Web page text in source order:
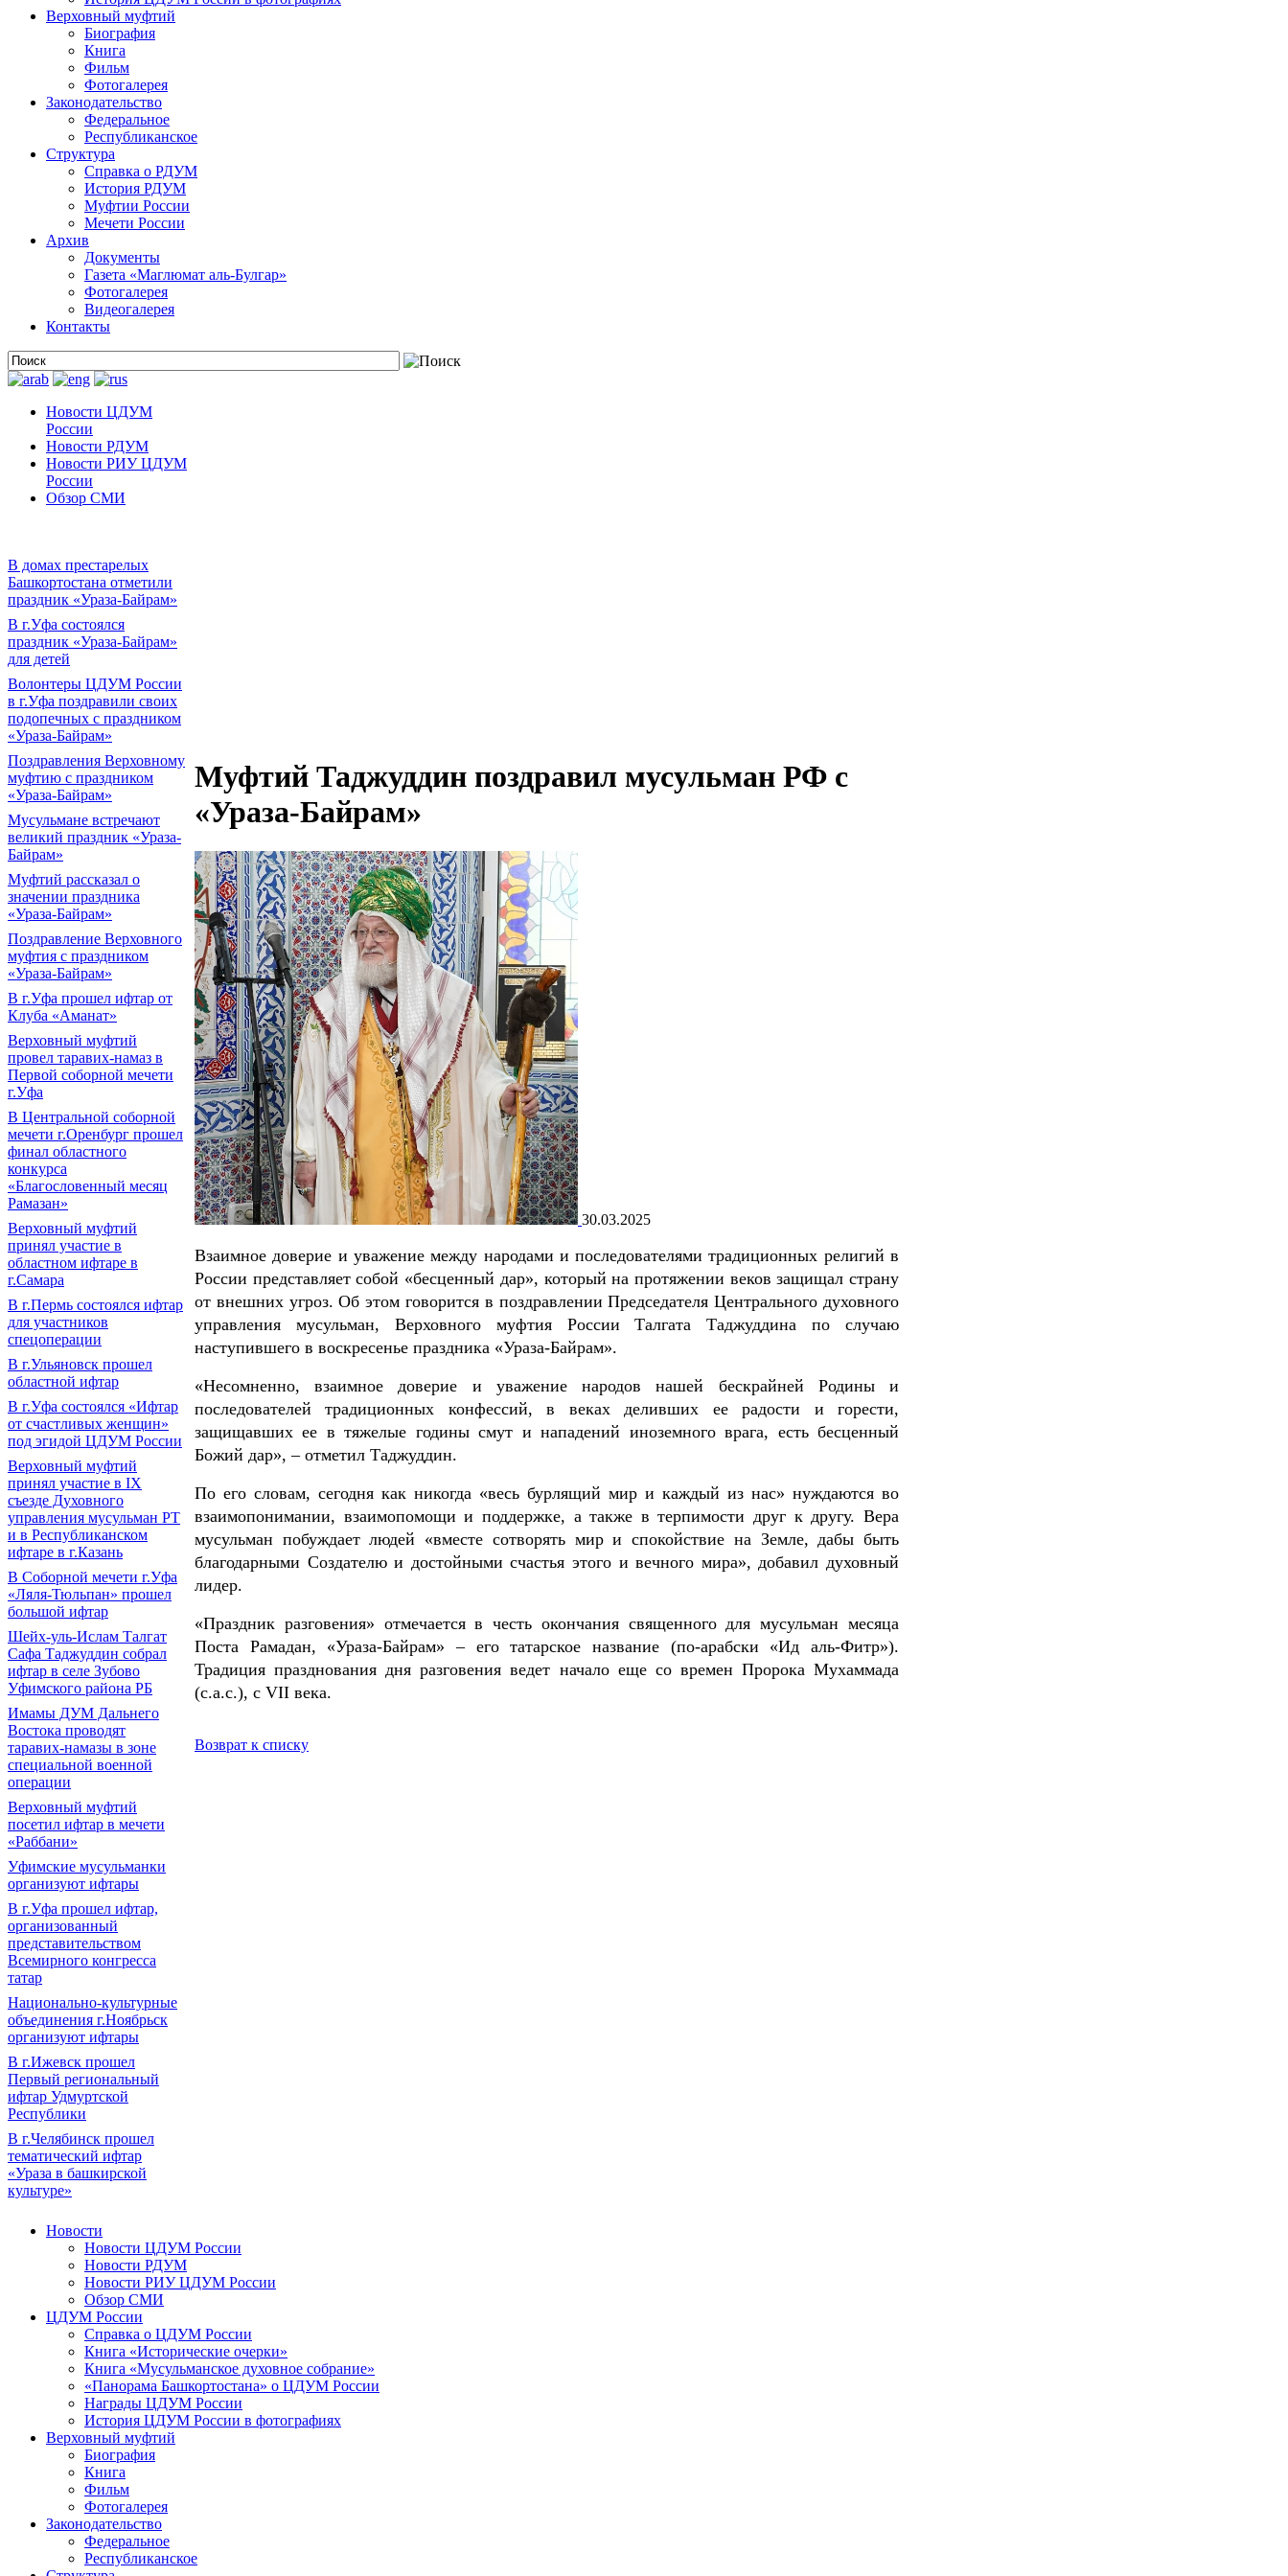
Верховный муфтий
Биография
Книга
Фильм
Фотогалерея
Законодательство
Федеральное
Республиканское
Структура
Справка о РДУМ
История РДУМ
Муфтии России
Мечети России
Архив
Документы
Газета «Маглюмат аль-Булгар»
Фотогалерея
Видеогалерея
Контакты
Новости ЦДУМ
России
Новости РДУМ
Новости РИУ ЦДУМ
России
Обзор СМИ
В домах престарелых
Башкортостана отметили
праздник «Ураза-Байрам»
В г.Уфа состоялся
праздник «Ураза-Байрам»
для детей
Волонтеры ЦДУМ России
в г.Уфа поздравили своих
подопечных с праздником
«Ураза-Байрам»
Поздравления Верховному
муфтию с праздником
«Ураза-Байрам»
Мусульмане встречают
великий праздник «Ураза-
Байрам»
Муфтий рассказал о
значении праздника
«Ураза-Байрам»
Поздравление Верховного
муфтия с праздником
«Ураза-Байрам»
В г.Уфа прошел ифтар от
Клуба «Аманат»
Верховный муфтий
провел таравих-намаз в
Первой соборной мечети
г.Уфа
В Центральной соборной
мечети г.Оренбург прошел
финал областного
конкурса
«Благословенный месяц
Рамазан»
Верховный муфтий
принял участие в
областном ифтаре в
г.Самара
В г.Пермь состоялся ифтар
для участников
спецоперации
В г.Ульяновск прошел
областной ифтар
В г.Уфа состоялся «Ифтар
от счастливых женщин»
под эгидой ЦДУМ России
Верховный муфтий
принял участие в IХ
съезде Духовного
управления мусульман РТ
и в Республиканском
ифтаре в г.Казань
В Соборной мечети г.Уфа
«Ляля-Тюльпан» прошел
большой ифтар
Шейх-уль-Ислам Талгат
Сафа Таджуддин собрал
ифтар в селе Зубово
Уфимского района РБ
Имамы ДУМ Дальнего
Востока проводят
таравих-намазы в зоне
специальной военной
операции
Верховный муфтий
посетил ифтар в мечети
«Раббани»
Уфимские мусульманки
организуют ифтары
В г.Уфа прошел ифтар,
организованный
представительством
Всемирного конгресса
татар
Национально-культурные
объединения г.Ноябрьск
организуют ифтары
В г.Ижевск прошел
Первый региональный
ифтар Удмуртской
Республики
В г.Челябинск прошел
тематический ифтар
«Ураза в башкирской
культуре»
Муфтий Таджуддин поздравил мусульман РФ с
«Ураза-Байрам»
30.03.2025
Взаимное доверие и уважение между народами и последователями традиционных религий в
России представляет собой «бесценный дар», который на протяжении веков защищал страну
от внешних угроз. Об этом говорится в поздравлении Председателя Центрального духовного
управления мусульман, Верховного муфтия России Талгата Таджуддина по случаю
наступившего в воскресенье праздника «Ураза-Байрам».
«Несомненно, взаимное доверие и уважение народов нашей бескрайней Родины и
последователей традиционных конфессий, в веках деливших ее радости и горести,
защищавших ее в тяжелые годины смут и нападений иноземного врага, есть бесценный
Божий дар», – отметил Таджуддин.
По его словам, сегодня как никогда «весь бурлящий мир и каждый из нас» нуждаются во
взаимопонимании, взаимопомощи и поддержке, а также в терпимости друг к другу. Вера
мусульман побуждает людей «вместе сотворять мир и спокойствие на Земле, дабы быть
благодарными Создателю и достойными счастья этого и вечного мира», добавил духовный
лидер.
«Праздник разговения» отмечается в честь окончания священного для мусульман месяца
Поста Рамадан, «Ураза-Байрам» – его татарское название (по-арабски «Ид аль-Фитр»).
Традиция празднования дня разговения ведет начало еще со времен Пророка Мухаммада
(с.а.с.), с VII века.
Возврат к списку
Новости
Новости ЦДУМ России
Новости РДУМ
Новости РИУ ЦДУМ России
Обзор СМИ
ЦДУМ России
Справка о ЦДУМ России
Книга «Исторические очерки»
Книга «Мусульманское духовное собрание»
«Панорама Башкортостана» о ЦДУМ России
Награды ЦДУМ России
История ЦДУМ России в фотографиях
Верховный муфтий
Биография
Книга
Фильм
Фотогалерея
Законодательство
Федеральное
Республиканское